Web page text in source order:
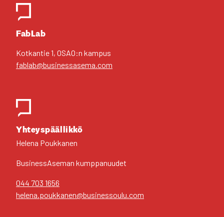
FabLab
Kot­kan­tie 1, OSAO:n kam­pus
fablab@businessasema.com
Yhteys­pääl­lik­kö
Hele­na Pouk­ka­nen
Business­Aseman kump­pa­nuu­det
044 703 1656
helena.poukkanen@businessoulu.com